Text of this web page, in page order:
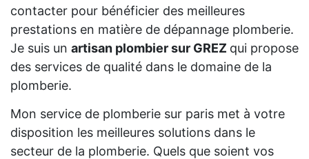
contacter pour bénéficier des meilleures
prestations en matière de dépannage plomberie.
Je suis un artisan plombier sur GREZ qui propose
des services de qualité dans le domaine de la
plomberie.
Mon service de plomberie sur paris met à votre
disposition les meilleures solutions dans le
secteur de la plomberie. Quels que soient vos